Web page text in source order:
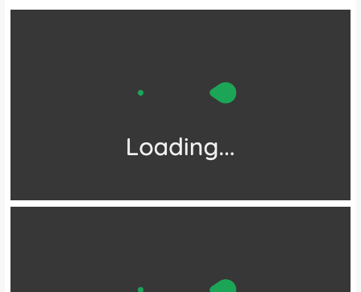
⭐纯玩0购物：拒绝隐形消费，全程专注玩+拍美照！